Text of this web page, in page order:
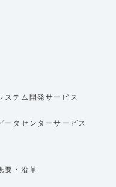
ステム開発サービス
ータセンターサービス
要・沿革